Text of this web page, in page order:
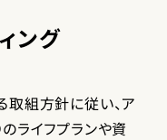
ング
組方針に従い、ア
ライフプランや資